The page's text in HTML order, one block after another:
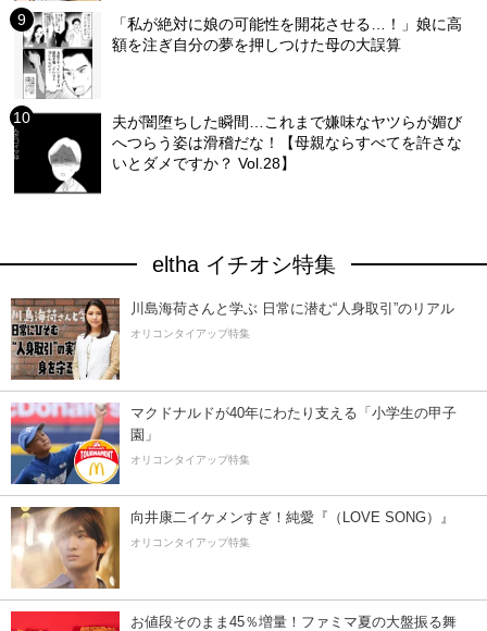
「私が絶対に娘の可能性を開花させる…！」娘に高
額を注ぎ自分の夢を押しつけた母の大誤算
夫が闇堕ちした瞬間…これまで嫌味なヤツらが媚び
へつらう姿は滑稽だな！【母親ならすべてを許さな
いとダメですか？ Vol.28】
eltha イチオシ特集
川島海荷さんと学ぶ 日常に潜む“人身取引”のリアル
オリコンタイアップ特集
マクドナルドが40年にわたり支える「小学生の甲子
園」
オリコンタイアップ特集
向井康二イケメンすぎ！純愛『（LOVE SONG）』
オリコンタイアップ特集
お値段そのまま45％増量！ファミマ夏の大盤振る舞